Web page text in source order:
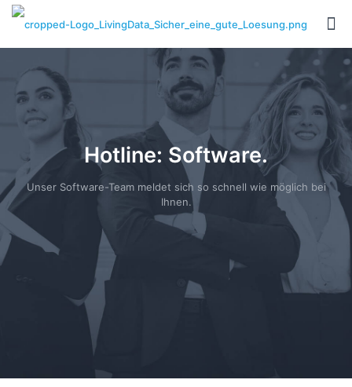
Hotline: Software.
Unser Software-Team meldet sich so schnell wie möglich bei
Ihnen.